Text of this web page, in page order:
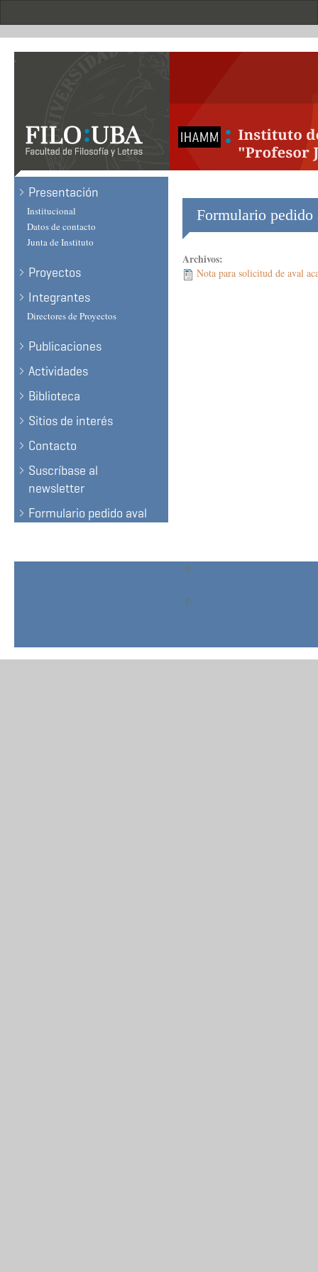
.
Presentación
Institucional
Datos de contacto
Junta de Instituto
Proyectos
Integrantes
Directores de Proyectos
Publicaciones
Actividades
Biblioteca
Sitios de interés
Contacto
Suscríbase al
newsletter
Formulario pedido aval
Formulario
Archivos:
Nota para solicitud de aval